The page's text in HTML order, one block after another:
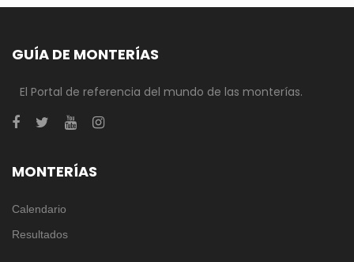
GUÍA DE MONTERÍAS
El Portal de referencia del mundo de las monterías.
MONTERÍAS
Calendario
Resultados